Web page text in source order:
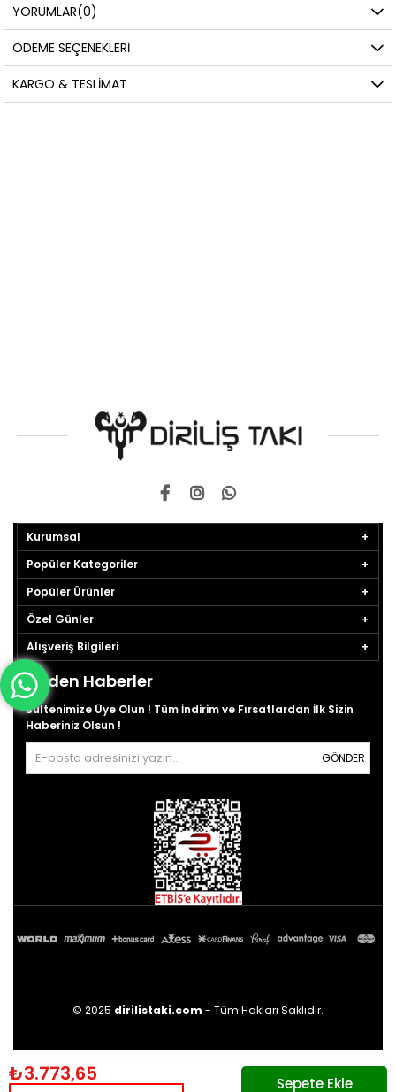
₺3.773,65
YORUMLAR(0)
ÖDEME SEÇENEKLERI
KARGO & TESLIMAT
Kurumsal
Popüler Kategoriler
Popüler Ürünler
Özel Günler
Alışveriş Bilgileri
Bizden Haberler
Bültenimize Üye Olun ! Tüm İndirim ve Fırsatlardan İlk Sizin
Haberiniz Olsun !
GÖNDER
© 2025 dirilistaki.com - Tüm Hakları Saklıdır.